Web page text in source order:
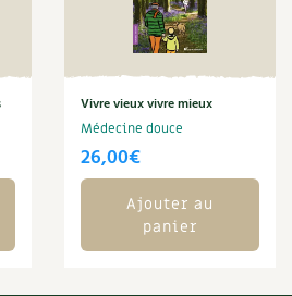
Vivre vieux vivre mieux
Médecine douce
26,00€
Ajouter au
panier